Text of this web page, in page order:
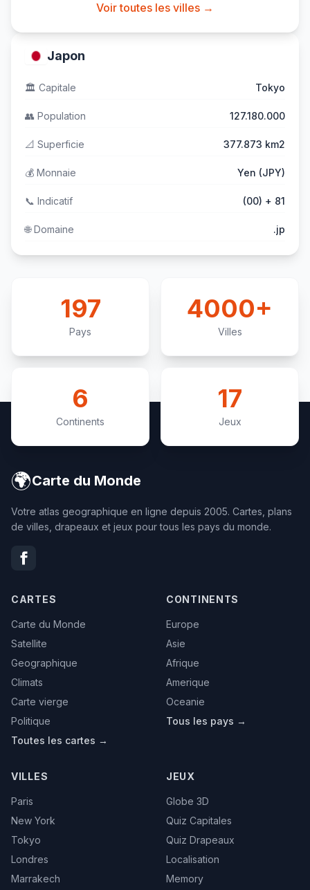
Voir toutes les villes →
Japon
🏛️ Capitale Tokyo
👥 Population 127.180.000
📐 Superficie 377.873 km2
💰 Monnaie Yen (JPY)
📞 Indicatif (00) + 81
🌐Domaine .jp
197
Pays
4000+
Villes
6
Continents
17
Jeux
🌍Carte du Monde
Votre atlas geographique en ligne depuis 2005. Cartes, plans
de villes, drapeaux et jeux pour tous les pays du monde.
CARTES
Carte du Monde
Satellite
Geographique
Climats
Carte vierge
Politique
Toutes les cartes →
CONTINENTS
Europe
Asie
Afrique
Amerique
Oceanie
Tous les pays →
VILLES
Paris
New York
Tokyo
Londres
Marrakech
JEUX
Globe 3D
Quiz Capitales
Quiz Drapeaux
Localisation
Memory